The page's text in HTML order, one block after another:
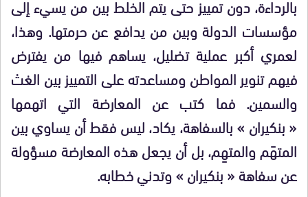
بالرداءة، دون تمييز حتى يتم الخلط بين من يسيء إلى
مؤسسات الدولة وبين من يدافع عن حرمتها. وهذا،
لعمري أكبر عملية تضليل، يساهم فيها من يفترض
فيهم تنوير المواطن ومساعدته على التمييز بين الغث
والسمين. فما كتب عن المعارضة التي اتهمها
« بنكيران » بالسفاهة، يكاد، ليس فقط أن يساوي بين
المتهَم والمتهِم، بل أن يجعل هذه المعارضة مسؤولة
عن سفاهة « بنكيران » وتدني خطابه.